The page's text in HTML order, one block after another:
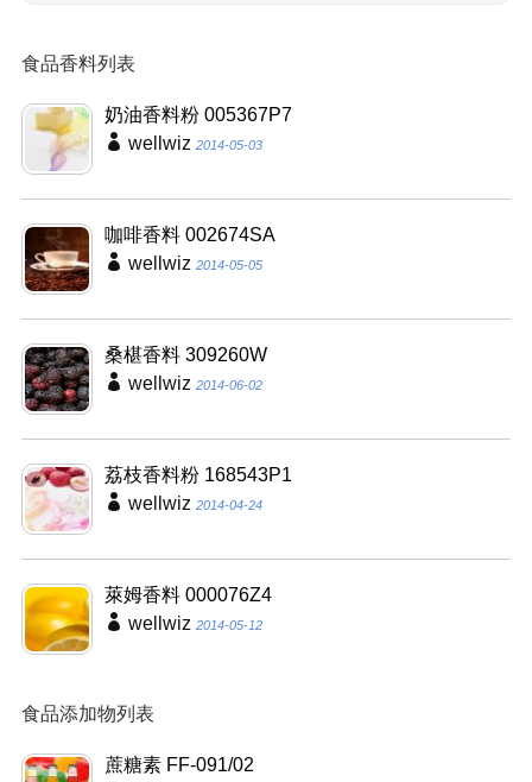
食品香料列表
奶油香料粉 005367P7
wellwiz 2014-05-03
咖啡香料 002674SA
wellwiz 2014-05-05
桑椹香料 309260W
wellwiz 2014-06-02
荔枝香料粉 168543P1
wellwiz 2014-04-24
萊姆香料 000076Z4
wellwiz 2014-05-12
食品添加物列表
蔗糖素 FF-091/02